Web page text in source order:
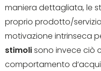
maniera dettagliata, le
proprio prodotto/
motivazione intrinseca
stimolisono invece ciò
comportamento